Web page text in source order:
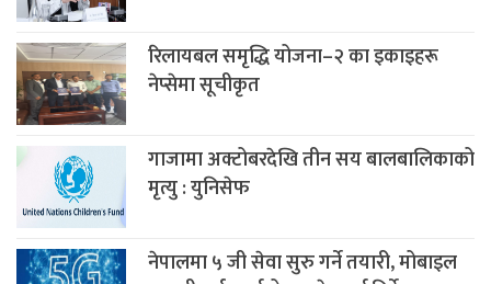
रिलायबल समृद्धि योजना–२ का इकाइहरू
नेप्सेमा सूचीकृत
गाजामा अक्टोबरदेखि तीन सय बालबालिकाको
मृत्यु : युनिसेफ
नेपालमा ५ जी सेवा सुरु गर्ने तयारी, मोबाइल